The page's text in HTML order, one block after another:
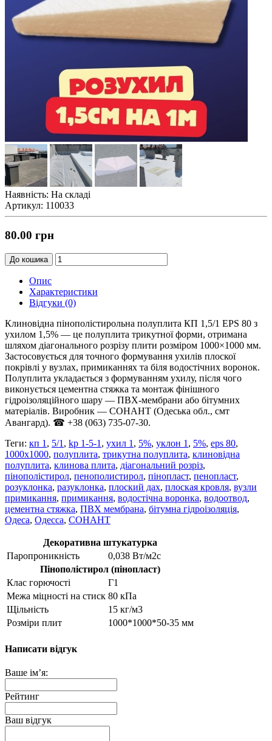
Наявність: На складі
Артикул: 110033
80.00 грн
До кошика
Опис
Характеристики
Відгуки (0)
Клиновідна пінополістирольна полуплита КП 1,5/1 EPS 80 з
ухилом 1,5% — це полуплита трикутної форми, отримана
шляхом діагонального розрізу плити розміром 1000×1000 мм.
Застосовується для точного формування ухилів плоскої
покрівлі у вузлах, примиканнях та біля водостічних воронок.
Полуплита укладається з формуванням ухилу, після чого
виконується цементна стяжка та монтаж фінішного
гідроізоляційного шару — ПВХ-мембрани або бітумних
матеріалів. Виробник — СОНАНТ (Одеська обл., смт
Авангард). ☎ +38 (063) 735-07-30.
Теги: кп 1 , 5/1 , kp 1-5-1 , ухил 1 , 5%, уклон 1 , 5%, eps 80,
1000x1000, полуплита, трикутна полуплита, клиновідна
полуплита, клинова плита, діагональний розріз,
пінополістирол, пенополистирол, пінопласт, пенопласт,
розуклонка, разуклонка, плоский дах, плоская кровля, вузли
примикання, примикання, водостічна воронка, водоотвод,
цементна стяжка, ПВХ мембрана, бітумна гідроізоляція,
Одеса, Одесса, СОНАНТ
Декоративна штукатурка
Паропроникність
0,038 Вт/м2с
Пінополістирол (пінопласт)
Клас горючості
Г1
Межа міцності на стиск 80 кПа
Щільність
15 кг/м3
Розміри плит
1000*1000*50-35 мм
Написати відгук
Ваше ім’я:
Рейтинг
Ваш відгук